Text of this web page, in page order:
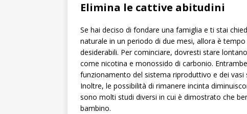
Elimina le cattive abitudini
Se hai deciso di fondare una famiglia e ti stai
naturale in un periodo di due mesi, allora è
desiderabili. Per cominciare, dovresti stare
come nicotina e monossido di carbonio.
funzionamento del sistema riproduttivo e dei
Inoltre, le possibilità di rimanere incinta
sono molti studi diversi in cui è dimostrato che
bambino.